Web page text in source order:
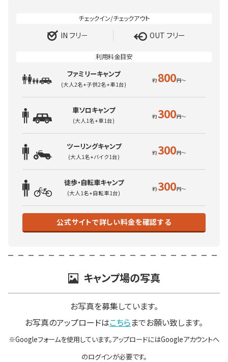
IN フリ－ OUT フリー
ファミリーキャンプ
(大人2名+子供2名+車1台) 800
車ソロキャンプ
(大人1名+車1台) 300
ツーリングキャンプ
(大人1名+バイク1台) 300
徒歩・自転車キャンプ
(大人1名+自転車1台) 300
公式サイトで詳しい料金を確認する
キャンプ場の写真
お写真を募集しています。
お写真のアップロードはこちらまでお願い致します。
※Googleフォームを使用しています。アップロードにはGoogleアカウントへ
のログインが必要です。